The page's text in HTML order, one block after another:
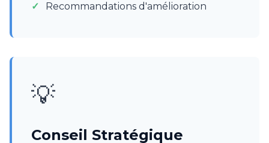
Recommandations d'amélioration
💡
Conseil Stratégique